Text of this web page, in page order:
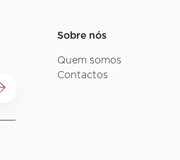
Sobre nós
Quem somos
Contactos